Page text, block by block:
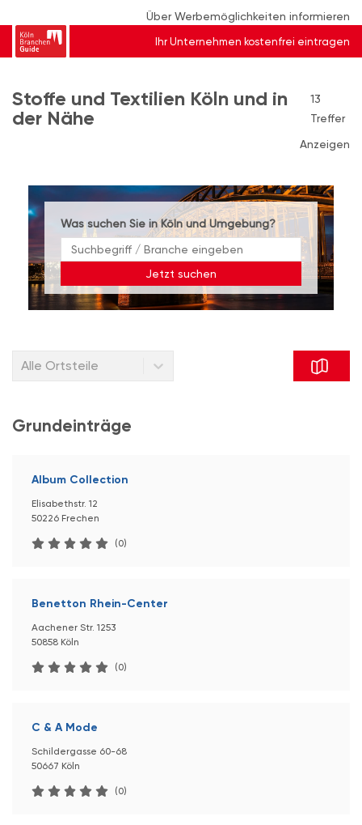
Über Werbemöglichkeiten informieren
Ihr Unternehmen kostenfrei eintragen
Stoffe und Textilien Köln und in
der Nähe
13
Treffer
Anzeigen
Was suchen Sie in Köln und Umgebung?
Jetzt suchen
Alle Ortsteile
Grundeinträge
Album Collection
Elisabethstr. 12
50226 Frechen
(0)
Benetton Rhein-Center
Aachener Str. 1253
50858 Köln
(0)
C & A Mode
Schildergasse 60-68
50667 Köln
(0)